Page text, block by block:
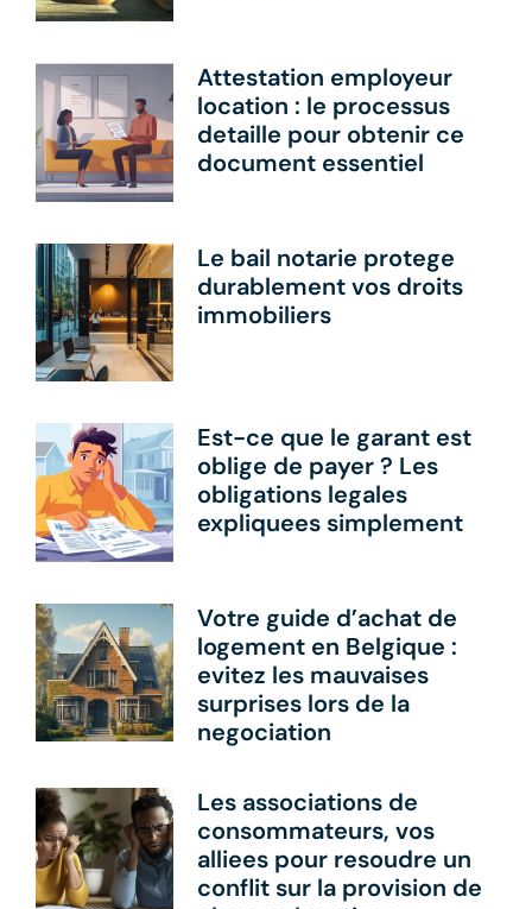
Attestation employeur
location : le processus
detaille pour obtenir ce
document essentiel
Le bail notarie protege
durablement vos droits
immobiliers
Est-ce que le garant est
oblige de payer ? Les
obligations legales
expliquees simplement
Votre guide d’achat de
logement en Belgique :
evitez les mauvaises
surprises lors de la
negociation
Les associations de
consommateurs, vos
alliees pour resoudre un
conflit sur la provision de